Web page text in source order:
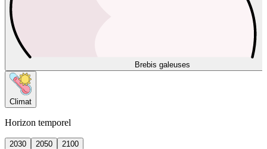
Brebis galeuses
Climat
Horizon temporel
2030 2050
2100